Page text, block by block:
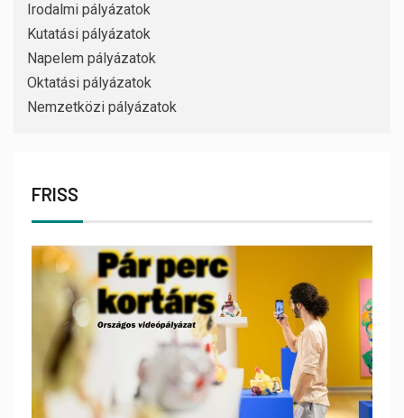
Irodalmi pályázatok
Kutatási pályázatok
Napelem pályázatok
Oktatási pályázatok
Nemzetközi pályázatok
FRISS